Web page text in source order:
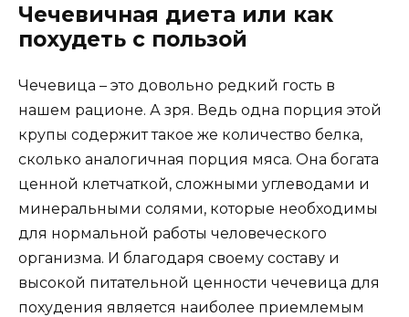
Чечевичная диета или как
похудеть с пользой
Чечевица – это довольно редкий гость в
нашем рационе. А зря. Ведь одна порция этой
крупы содержит такое же количество белка,
сколько аналогичная порция мяса. Она богата
ценной клетчаткой, сложными углеводами и
минеральными солями, которые необходимы
для нормальной работы человеческого
организма. И благодаря своему составу и
высокой питательной ценности чечевица для
похудения является наиболее приемлемым